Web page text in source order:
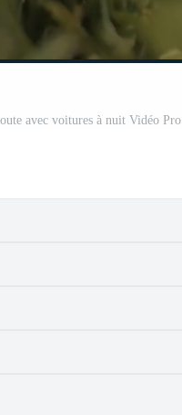
avec voitures à nuit Vidéo Pro